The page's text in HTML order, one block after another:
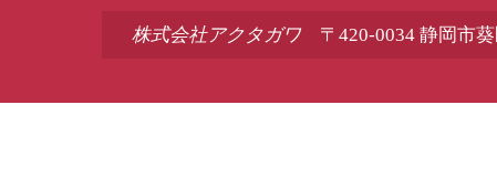
株式会社アクタガワ 〒420-0034 静岡市